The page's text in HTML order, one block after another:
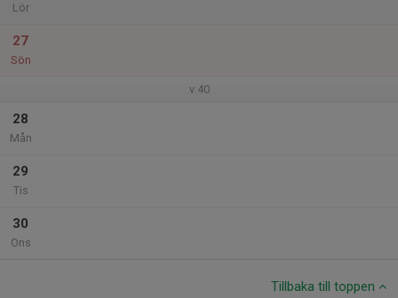
Lör
27
Sön
v.40
28
Mån
29
Tis
30
Ons
Tillbaka till toppen